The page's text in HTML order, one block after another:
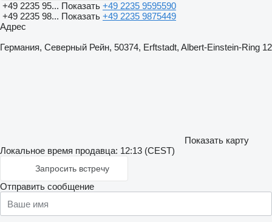
+49 2235 95... Показать +49 2235 9595590
+49 2235 98... Показать +49 2235 9875449
Адрес
Германия, Северный Рейн, 50374, Erftstadt, Albert-Einstein-Ring 12
Показать карту
Локальное время продавца: 12:13 (CEST)
Запросить встречу
Отправить сообщение